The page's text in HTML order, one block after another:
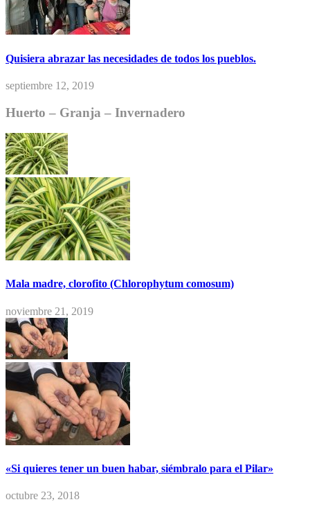
Quisiera abrazar las necesidades de todos los pueblos.
septiembre 12, 2019
Huerto – Granja – Invernadero
Mala madre, clorofito (Chlorophytum comosum)
noviembre 21, 2019
«Si quieres tener un buen habar, siémbralo para el Pilar»
octubre 23, 2018